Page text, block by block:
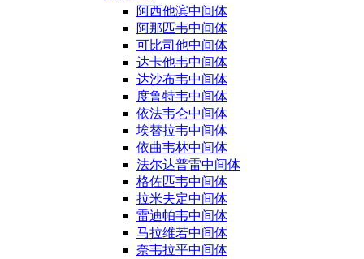
阿西他滨中间体
阿那匹韦中间体
可比司他中间体
达卡他韦中间体
达沙布韦中间体
度鲁特韦中间体
依法韦仑中间体
埃替拉韦中间体
依曲韦林中间体
法尔达普雷中间体
格佐匹韦中间体
拉米夫定中间体
雷迪帕韦中间体
马拉维若中间体
奈韦拉平中间体